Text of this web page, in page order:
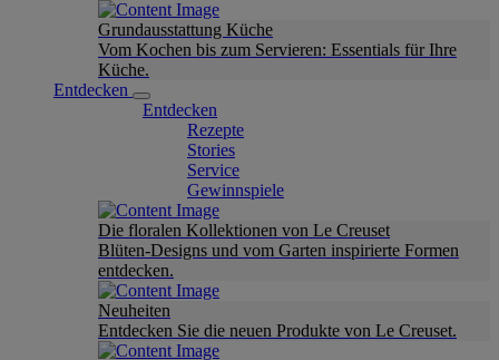
Grundausstattung Küche
Vom Kochen bis zum Servieren: Essentials für Ihre
Küche.
Entdecken
Entdecken
Rezepte
Stories
Service
Gewinnspiele
Die floralen Kollektionen von Le Creuset
Blüten-Designs und vom Garten inspirierte Formen
entdecken.
Neuheiten
Entdecken Sie die neuen Produkte von Le Creuset.